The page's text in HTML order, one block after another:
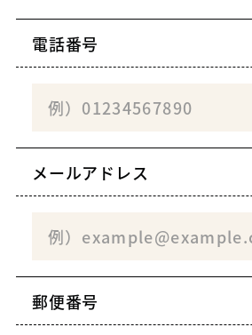
電話番号
メールアドレス
郵便番号